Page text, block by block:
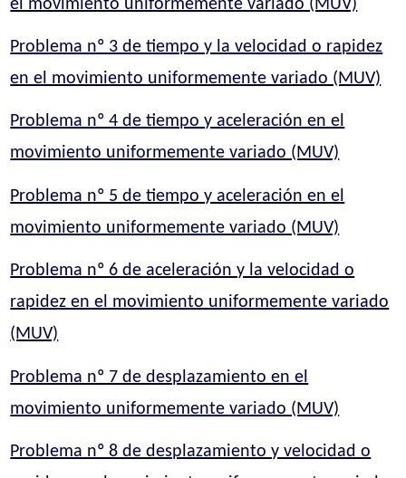
el movimiento uniformemente variado (MUV)
Problema nº 3 de tiempo y la velocidad o rapidez
en el movimiento uniformemente variado (MUV)
Problema nº 4 de tiempo y aceleración en el
movimiento uniformemente variado (MUV)
Problema nº 5 de tiempo y aceleración en el
movimiento uniformemente variado (MUV)
Problema nº 6 de aceleración y la velocidad o
rapidez en el movimiento uniformemente variado
(MUV)
Problema nº 7 de desplazamiento en el
movimiento uniformemente variado (MUV)
Problema nº 8 de desplazamiento y velocidad o